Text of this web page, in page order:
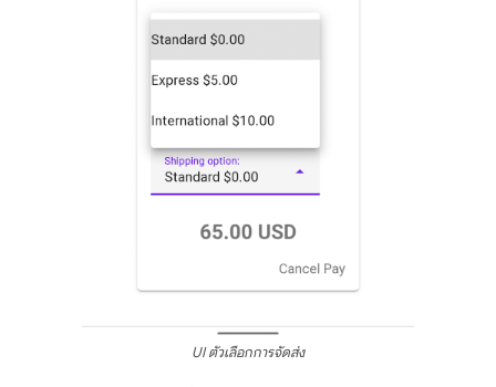
UI ตัวเลือกการจัดส่ง